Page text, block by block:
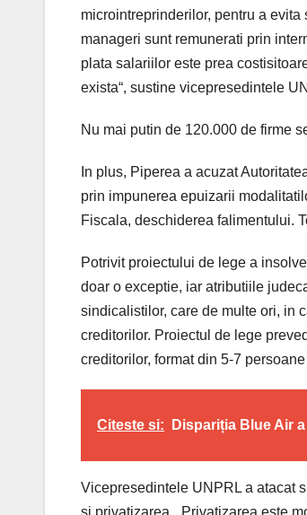
microintreprinderilor, pentru a
manageri sunt remunerati prin
plata salariilor este prea
exista“, sustine vicepresedintele
Nu mai putin de 120.000 de firme
In plus, Piperea a acuzat
prin impunerea epuizarii
Fiscala, deschiderea falimentului.
Potrivit proiectului de lege a
doar o exceptie, iar atributiile
sindicalistilor, care de multe ori, in
creditorilor. Proiectul de lege
creditorilor, format din 5-7
Citeste si: Dispariția Blue Air
Vicepresedintele UNPRL a atacat
si privatizarea. „Privatizarea este